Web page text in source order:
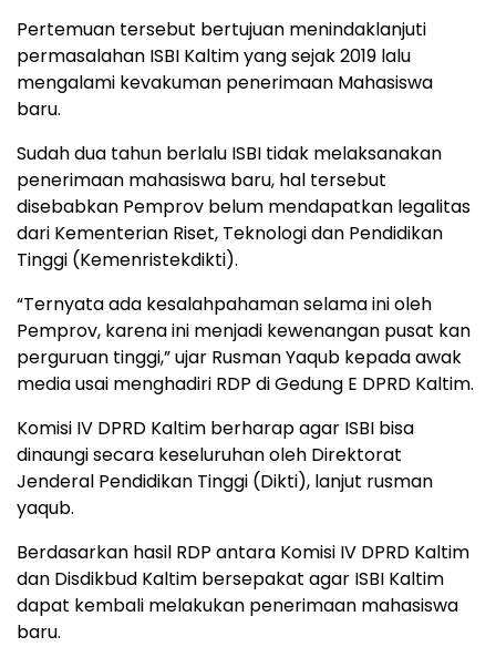
Pertemuan tersebut bertujuan menindaklanjuti
permasalahan ISBI Kaltim yang sejak 2019 lalu
mengalami kevakuman penerimaan Mahasiswa
baru.
Sudah dua tahun berlalu ISBI tidak melaksanakan
penerimaan mahasiswa baru, hal tersebut
disebabkan Pemprov belum mendapatkan legalitas
dari Kementerian Riset, Teknologi dan Pendidikan
Tinggi (Kemenristekdikti).
“Ternyata ada kesalahpahaman selama ini oleh
Pemprov, karena ini menjadi kewenangan pusat kan
perguruan tinggi,” ujar Rusman Yaqub kepada awak
media usai menghadiri RDP di Gedung E DPRD Kaltim.
Komisi IV DPRD Kaltim berharap agar ISBI bisa
dinaungi secara keseluruhan oleh Direktorat
Jenderal Pendidikan Tinggi (Dikti), lanjut rusman
yaqub.
Berdasarkan hasil RDP antara Komisi IV DPRD Kaltim
dan Disdikbud Kaltim bersepakat agar ISBI Kaltim
dapat kembali melakukan penerimaan mahasiswa
baru.